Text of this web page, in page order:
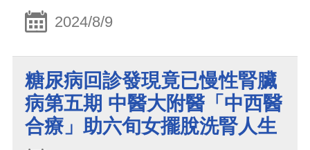
2024/8/9
糖尿病回診發現竟已慢性腎臟
病第五期 中醫大附醫「中西醫
合療」助六旬女擺脫洗腎人生